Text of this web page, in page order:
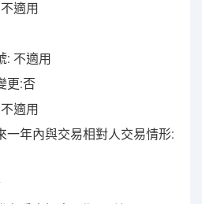
適用
: 不適用
更:否
適用
一年內與交易相對人交易情形: